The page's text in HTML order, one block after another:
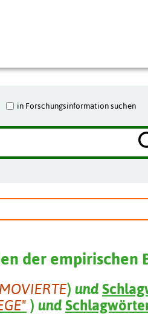
in Forschungsinformation suchen
der empirischen
) und
) und